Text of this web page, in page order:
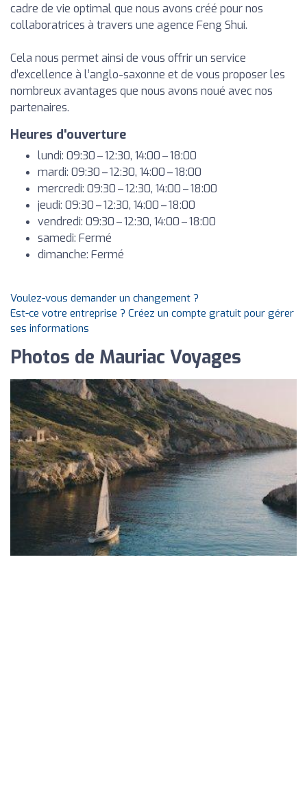
cadre de vie optimal que nous avons créé pour nos
collaboratrices à travers une agence Feng Shui.
Cela nous permet ainsi de vous offrir un service
d’excellence à l’anglo-saxonne et de vous proposer les
nombreux avantages que nous avons noué avec nos
partenaires.
Heures d'ouverture
lundi: 09:30 – 12:30, 14:00 – 18:00
mardi: 09:30 – 12:30, 14:00 – 18:00
mercredi: 09:30 – 12:30, 14:00 – 18:00
jeudi: 09:30 – 12:30, 14:00 – 18:00
vendredi: 09:30 – 12:30, 14:00 – 18:00
samedi: Fermé
dimanche: Fermé
Voulez-vous demander un changement ?
Est-ce votre entreprise ? Créez un compte gratuit pour gérer
ses informations
Photos de Mauriac Voyages